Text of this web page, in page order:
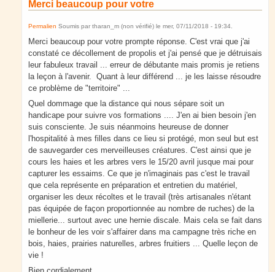
Merci beaucoup pour votre
Permalien Soumis par tharan_m (non vérifié) le mer, 07/11/2018 - 19:34
Merci beaucoup pour votre prompte réponse. C'est vrai que j'ai
constaté ce décollement de propolis et j'ai pensé que je détruisais
leur fabuleux travail ... erreur de débutante mais promis je retiens
la leçon à l'avenir. Quant à leur différend ... je les laisse résoudre
ce problème de "territoire" ...
Quel dommage que la distance qui nous sépare soit un
handicape pour suivre vos formations .... J'en ai bien besoin j'en
suis consciente. Je suis néanmoins heureuse de donner
l'hospitalité à mes filles dans ce lieu si protégé, mon seul but est
de sauvegarder ces merveilleuses créatures. C'est ainsi que je
cours les haies et les arbres vers le 15/20 avril jusque mai pour
capturer les essaims. Ce que je n'imaginais pas c'est le travail
que cela représente en préparation et entretien du matériel,
organiser les deux récoltes et le travail (très artisanales n'étant
pas équipée de façon proportionnée au nombre de ruches) de la
miellerie... surtout avec une hernie discale. Mais cela se fait dans
le bonheur de les voir s'affairer dans ma campagne très riche en
bois, haies, prairies naturelles, arbres fruitiers ... Quelle leçon de
vie !